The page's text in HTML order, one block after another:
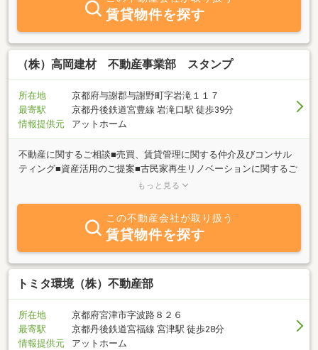
賃貸物件を探す
（株）高岡建材 不動産事業部 スタンプ
所在地
京都府与謝郡与謝野町字岩滝１１７
最寄駅
京都丹後鉄道宮豊線 岩滝口駅 徒歩39分
情報提供元
アットホーム
不動産に関するご相談■売買、賃貸管理に関する仲介及びコンサル
ティング■資産活用のご提案■古民家再生リノベーションに関するご
相談建築士、司法書士などの専門家との豊富なネットワークを生か
もっと見る
この不動産会社が取り扱う
賃貸物件を探す
トミタ環境（株）不動産部
所在地
京都府宮津市字波路８２６
最寄駅
京都丹後鉄道宮福線 宮津駅 徒歩28分
情報提供元
アットホーム